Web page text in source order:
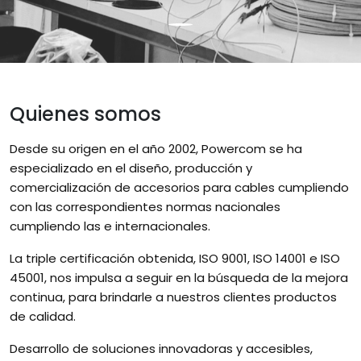
Quienes somos
Desde su origen en el año 2002, Powercom se ha
especializado en el diseño, producción y
comercialización de accesorios para cables cumpliendo
con las correspondientes normas nacionales
cumpliendo las e internacionales.
La triple certificación obtenida, ISO 9001, ISO 14001 e ISO
45001, nos impulsa a seguir en la búsqueda de la mejora
continua, para brindarle a nuestros clientes productos
de calidad.
Desarrollo de soluciones innovadoras y accesibles,